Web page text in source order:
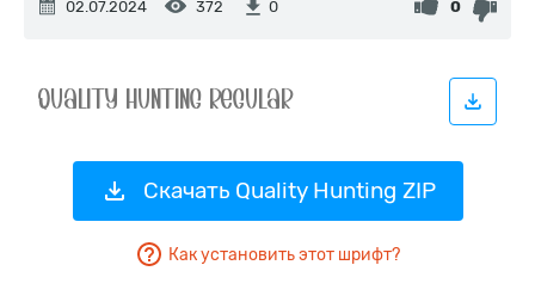
02.07.2024 372 0 0
Скачать Quality Hunting ZIP
Как установить этот шрифт?